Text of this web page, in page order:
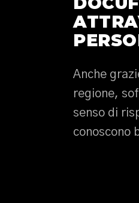
Anche
regione,
senso di
conoscono